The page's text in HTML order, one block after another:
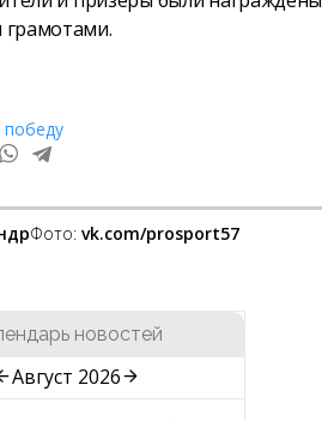
грамотами.
победу
Фото: vk.com/prosport57
новостей
Август 2026